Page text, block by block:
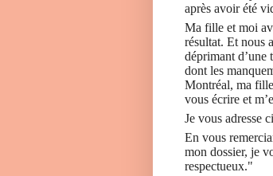
après avoir été
Ma fille et moi
résultat. Et nous
déprimant d’une
dont les
Montréal, ma
vous écrire et
Je vous adresse
En vous
mon dossier, je
respectueux."